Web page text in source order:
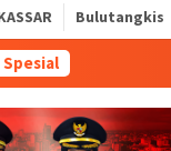
Bulutangkis